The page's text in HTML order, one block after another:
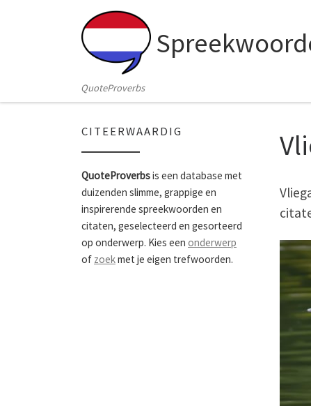
Skip to content
QuoteProverbs
CITEERWAARDIG
QuoteProverbsis een database met
duizenden slimme, grappige en
inspirerende spreekwoorden en
citaten, geselecteerd en gesorteerd
op onderwerp. Kies een onderwerp
of zoekmet je eigen trefwoorden.